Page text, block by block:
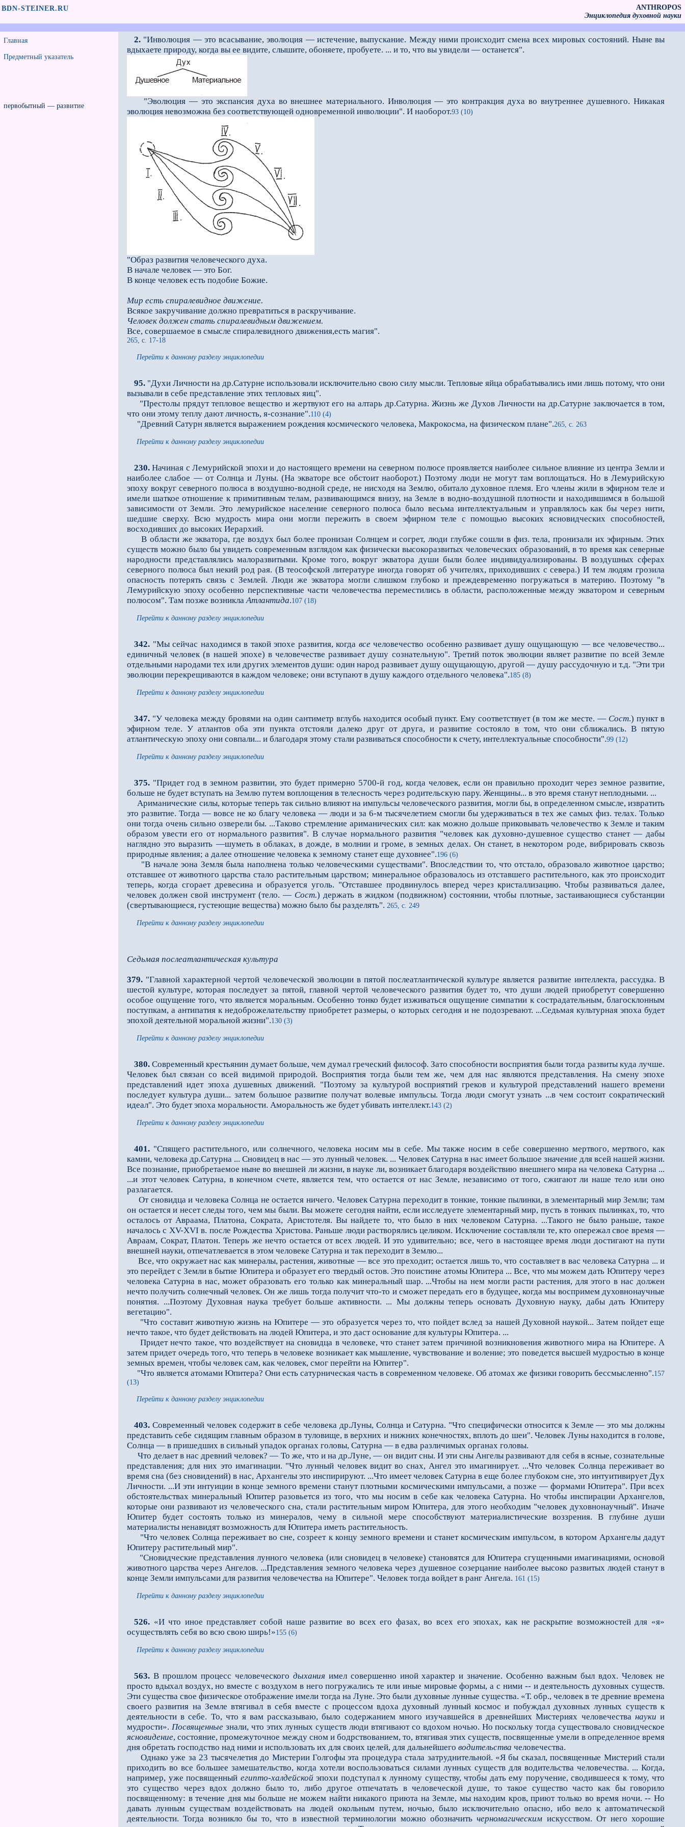
BDN-STEINER.RU
ANTHROPOS
Энциклопедия духовной науки
Главная
Предметный указатель
первобытный — развитие
2. "Инволюция — это всасывание, эволюция — истечение, выпускание. Между ними происходит смена всех мировых состояний. Ныне вы
вдыхаете природу, когда вы ее видите, слышите, обоняете, пробуете. ... и то, что вы увидели — останется".
"Эволюция — это экспансия духа во внешнее материального. Инволюция — это контракция духа во внутреннее душевного. Никакая
эволюция невозможна без соответствующей одновременной инволюции". И наоборот.93 (10)
"Образ развития человеческого духа.
В начале человек — это Бог.
В конце человек есть подобие Божие.
Мир есть спиралевидное движение.
Всякое закручивание должно превратиться в раскручивание.
Человек должен стать спиралевидным движением.
Все, совершаемое в смысле спиралевидного движения,есть магия".
265, с. 17-18
Перейти к данному разделу энциклопедии
95. "Духи Личности на др.Сатурне использовали исключительно свою силу мысли. Тепловые яйца обрабатывались ими лишь потому, что они
вызывали в себе представление этих тепловых яиц".
"Престолы прядут тепловое вещество и жертвуют его на алтарь др.Сатурна. Жизнь же Духов Личности на др.Сатурне заключается в том,
что они этому теплу дают личность, я-сознание".110 (4)
"Древний Сатурн является выражением рождения космического человека, Макрокосма, на физическом плане".265, с. 263
Перейти к данному разделу энциклопедии
230. Начиная с Лемурийской эпохи и до настоящего времени на северном полюсе проявляется наиболее сильное влияние из центра Земли и
наиболее слабое — от Солнца и Луны. (На экваторе все обстоит наоборот.) Поэтому люди не могут там воплощаться. Но в Лемурийскую
эпоху вокруг северного полюса в воздушно-водной среде, не нисходя на Землю, обитало духовное племя. Его члены жили в эфирном теле и
имели шаткое отношение к примитивным телам, развивающимся внизу, на Земле в водно-воздушной плотности и находившимся в большой
зависимости от Земли. Это лемурийское население северного полюса было весьма интеллектуальным и управлялось как бы через нити,
шедшие сверху. Всю мудрость мира они могли пережить в своем эфирном теле с помощью высоких ясновидческих способностей,
восходивших до высоких Иерархий.
В области же экватора, где воздух был более пронизан Солнцем и согрет, люди глубже сошли в физ. тела, пронизали их эфирным. Этих
существ можно было бы увидеть современным взглядом как физически высокоразвитых человеческих образований, в то время как северные
народности представлялись малоразвитыми. Кроме того, вокруг экватора души были более индивидуализированы. В воздушных сферах
северного полюса был некий род рая. (В теософской литературе иногда говорят об учителях, приходивших с севера.) И тем людям грозила
опасность потерять связь с Землей. Люди же экватора могли слишком глубоко и преждевременно погружаться в материю. Поэтому "в
Лемурийскую эпоху особенно перспективные части человечества переместились в области, расположенные между экватором и северным
полюсом". Там позже возниклаАтлантида.107 (18)
Перейти к данному разделу энциклопедии
342. "Мы сейчас находимся в такой эпохе развития, когда все человечество особенно развивает душу ощущающую — все человечество...
единичньй человек (в нашей эпохе) в человечестве развивает душу сознательную". Третий поток эволюции являет развитие по всей Земле
отдельными народами тех или других элементов души: один народ развивает душу ощущающую, другой — душу рассудочную и т.д. "Эти три
эволюции перекрещиваются в каждом человеке; они вступают в душу каждого отдельного человека".185 (8)
Перейти к данному разделу энциклопедии
347. "У человека между бровями на один сантиметр вглубь находится особый пункт. Ему соответствует (в том же месте. — Сост.) пункт в
эфирном теле. У атлантов оба эти пункта отстояли далеко друг от друга, и развитие состояло в том, что они сближались. В пятую
атлантическую эпоху они совпали... и благодаря этому стали развиваться способности к счету, интеллектуальные способности".99 (12)
Перейти к данному разделу энциклопедии
375. "Придет год в земном развитии, это будет примерно 5700-й год, когда человек, если он правильно проходит через земное развитие,
больше не будет вступать на Землю путем воплощения в телесность через родительскую пару. Женщины... в это время станут неплодными. ...
Ариманические силы, которые теперь так сильно влияют на импульсы человеческого развития, могли бы, в определенном смысле, извратить
это развитие. Тогда — вовсе не ко благу человека — люди и за 6-м тысячелетием смогли бы удерживаться в тех же самых физ. телах. Только
они тогда очень сильно озверели бы. ...Таково стремление ариманических сил: как можно дольше приковывать человечество к Земле и таким
образом увести его от нормального развития". В случае нормального развития "человек как духовно-душевное существо станет — дабы
наглядно это выразить —шуметь в облаках, в дожде, в молнии и громе, в земных делах. Он станет, в некотором роде, вибрировать сквозь
природные явления; а далее отношение человека к земному станет еще духовнее".196 (6)
"В начале эона Земля была наполнена только человеческими существами". Впоследствии то, что отстало, образовало животное царство;
отставшее от животного царства стало растительным царством; минеральное образовалось из отставшего растительного, как это происходит
теперь, когда сгорает древесина и образуется уголь. "Отставшее продвинулось вперед через кристаллизацию. Чтобы развиваться далее,
человек должен свой инструмент (тело. — Сост.) держать в жидком (подвижном) состоянии, чтобы плотные, застаивающиеся субстанции
(свертывающиеся, густеющие вещества) можно было бы разделять". 265, с. 249
Перейти к данному разделу энциклопедии
Седьмая послеатлантическая культура
379. "Главной характерной чертой человеческой эволюции в пятой послеатлантической культуре является развитие интеллекта, рассудка. В
шестой культуре, которая последует за пятой, главной чертой человеческого развития будет то, что души людей приобретут совершенно
особое ощущение того, что является моральным. Особенно тонко будет изживаться ощущение симпатии к сострадательным, благосклонным
поступкам, а антипатия к недоброжелательству приобретет размеры, о которых сегодня и не подозревают. ...Седьмая культурная эпоха будет
эпохой деятельной моральной жизни".130 (3)
Перейти к данному разделу энциклопедии
380. Современный крестьянин думает больше, чем думал греческий философ. Зато способности восприятия были тогда развиты куда лучше.
Человек был связан со всей видимой природой. Восприятия тогда были тем же, чем для нас являются представления. На смену эпохе
представлений идет эпоха душевных движений. "Поэтому за культурой восприятий греков и культурой представлений нашего времени
последует культура души... затем большое развитие получат волевые импульсы. Тогда люди смогут узнать ...в чем состоит сократический
идеал". Это будет эпоха моральности. Аморальность же будет убивать интеллект.143 (2)
Перейти к данному разделу энциклопедии
401. "Спящего растительного, или солнечного, человека носим мы в себе. Мы также носим в себе совершенно мертвого, мертвого, как
камни, человека др.Сатурна ... Сновидец в нас — это лунный человек. ... Человек Сатурна в нас имеет большое значение для всей нашей жизни.
Все познание, приобретаемое ныне во внешней ли жизни, в науке ли, возникает благодаря воздействию внешнего мира на человека Сатурна ...
...и этот человек Сатурна, в конечном счете, является тем, что остается от нас Земле, независимо от того, сжигают ли наше тело или оно
разлагается.
От сновидца и человека Солнца не остается ничего. Человек Сатурна переходит в тонкие, тонкие пылинки, в элементарный мир Земли; там
он остается и несет следы того, чем мы были. Вы можете сегодня найти, если исследуете элементарный мир, пусть в тонких пылинках, то, что
осталось от Авраама, Платона, Сократа, Аристотеля. Вы найдете то, что было в них человеком Сатурна. ...Такого не было раньше, такое
началось с XV-XVI в. после Рождества Христова. Раньше люди растворялись целиком. Исключение составляли те, кто опережал свое время —
Авраам, Сократ, Платон. Теперь же нечто остается от всех людей. И это удивительно; все, чего в настоящее время люди достигают на пути
внешней науки, отпечатлевается в этом человеке Сатурна и так переходит в Землю...
Все, что окружает нас как минералы, растения, животные — все это преходит; остается лишь то, что составляет в вас человека Сатурна ... и
это перейдет с Земли в бытие Юпитера и образует его твердый остов. Это поистине атомы Юпитера ... Все, что мы можем дать Юпитеру через
человека Сатурна в нас, может образовать его только как минеральный шар. ...Чтобы на нем могли расти растения, для этого в нас должен
нечто получить солнечный человек. Он же лишь тогда получит что-то и сможет передать его в будущее, когда мы воспримем духовнонаучные
понятия. ...Поэтому Духовная наука требует больше активности. ... Мы должны теперь основать Духовную науку, дабы дать Юпитеру
вегетацию".
"Что составит животную жизнь на Юпитере — это образуется через то, что пойдет вслед за нашей Духовной наукой... Затем пойдет еще
нечто такое, что будет действовать на людей Юпитера, и это даст основание для культуры Юпитера. ...
Придет нечто такое, что воздействует на сновидца в человеке, что станет затем причиной возникновения животного мира на Юпитере. А
затем придет очередь того, что теперь в человеке возникает как мышление, чувствование и воление; это поведется высшей мудростью в конце
земных времен, чтобы человек сам, как человек, смог перейти на Юпитер".
"Что является атомами Юпитера? Они есть сатурническая часть в современном человеке. Об атомах же физики говорить бессмысленно".157
(13)
Перейти к данному разделу энциклопедии
403. Современный человек содержит в себе человека др.Луны, Солнца и Сатурна. "Что специфически относится к Земле — это мы должны
представить себе сидящим главным образом в туловище, в верхних и нижних конечностях, вплоть до шеи". Человек Луны находится в голове,
Солнца — в пришедших в сильный упадок органах головы, Сатурна — в едва различимых органах головы.
Что делает в нас древний человек? — То же, что и на др.Луне, — он видит сны. И эти сны Ангелы развивают для себя в ясные, сознательные
представления; для них это имагинации. "Что лунный человек видит во снах, Ангел это имагинирует. ...Что человек Солнца переживает во
время сна (без сновидений) в нас, Архангелы это инспирируют. ...Что имеет человек Сатурна в еще более глубоком сне, это интуитивирует Дух
Личности. ...И эти интуиции в конце земного времени станут плотными космическими импульсами, а позже — формами Юпитера". При всех
обстоятельствах минеральный Юпитер разовьется из того, что мы носим в себе как человека Сатурна. Но чтобы инспирации Архангелов,
которые они развивают из человеческого сна, стали растительным миром Юпитера, для этого необходим "человек духовнонаучный". Иначе
Юпитер будет состоять только из минералов, чему в сильной мере способствуют материалистические воззрения. В глубине души
материалисты ненавидят возможность для Юпитера иметь растительность.
"Что человек Солнца переживает во сне, созреет к концу земного времени и станет космическим импульсом, в котором Архангелы дадут
Юпитеру растительный мир".
"Сновидческие представления лунного человека (или сновидец в человеке) становятся для Юпитера сгущенными имагинациями, основой
животного царства через Ангелов. ...Представления земного человека через душевное созерцание наиболее высоко развитых людей станут в
конце Земли импульсами для развития человечества на Юпитере". Человек тогда войдет в ранг Ангела. 161 (15)
Перейти к данному разделу энциклопедии
526. «И что иное представляет собой наше развитие во всех его фазах, во всех его эпохах, как не раскрытие возможностей для «я»
осуществлять себя во всю свою ширь!»155 (6)
Перейти к данному разделу энциклопедии
563. В прошлом процесс человеческого дыхания имел совершенно иной характер и значение. Особенно важным был вдох. Человек не
просто вдыхал воздух, но вместе с воздухом в него погружались те или иные мировые формы, а с ними -- и деятельность духовных существ.
Эти существа свое физическое отображение имели тогда на Луне. Это были духовные лунные существа. «Т. обр., человек в те древние времена
своего развития на Земле втягивал в себя вместе с процессом вдоха духовный лунный космос и побуждал духовных лунных существ к
деятельности в себе. То, что я вам рассказываю, было содержанием много изучавшейся в древнейших Мистериях человечества науки и
мудрости». Посвященные знали, что этих лунных существ люди втягивают со вдохом ночью. Но поскольку тогда существовало сновидческое
ясновидение, состояние, промежуточное между сном и бодрствованием, то, втягивая этих существ, посвященные умели в определенное время
дня обретать господство над ними и использовать их для своих целей, для дальнейшего водительства человечества.
Однако уже за 2­3 тысячелетия до Мистерии Голгофы эта процедура стала затруднительной. «Я бы сказал, посвященные Мистерий стали
приходить во все большее замешательство, когда хотели воспользоваться силами лунных существ для водительства человечества. ... Когда,
например, уже посвященный египто-халдейскойэпохи подступал к лунному существу, чтобы дать ему поручение, сводившееся к тому, что
это существо через вдох должно было то, либо другое отпечатать в человеческой душе, то такое существо часто как бы говорило
посвященному: в течение дня мы больше не можем найти никакого приюта на Земле, мы находим кров, приют только во время ночи. -- Но
давать лунным существам воздействовать на людей окольным путем, ночью, было исключительно опасно, ибо вело к автоматической
деятельности. Тогда возникло бы то, что в известной терминологии можно обозначитьчерномагическим искусством. От него хорошие